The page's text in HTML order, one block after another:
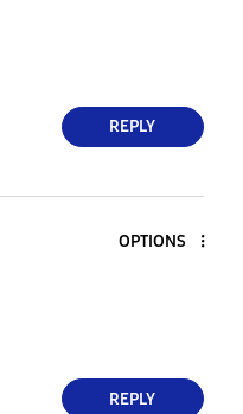
REPLY
OPTIONS
REPLY